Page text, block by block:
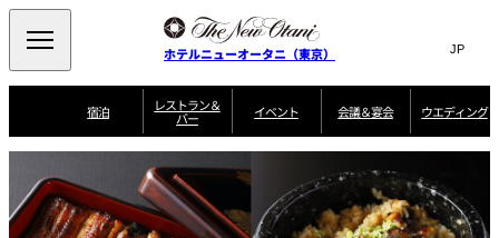
ホテルニューオータニ（東京） Search
サ
ト
内
検
索
窓
言
切
替
え
メ
ー
を
JP(日本語)
EN
宿泊
ゼクティブハ
ウス 禅 ザ・メイン
ニューオータニ・
ガーデンタワー スイートのご案内
レストラン＆
バー
ご案内
ソムリエ 個室のご案内
ご家族で楽し
む小個室
イベント 会議＆宴会
会
議
＆
宴会場一覧 プラン一覧 MICE
ウエディング
ウエディングスタ
イル コンセ